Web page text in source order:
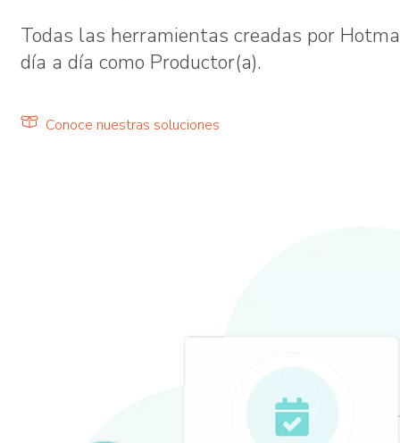
Todas las herramientas creadas por
día a día como Productor(a).
Conoce nuestras soluciones